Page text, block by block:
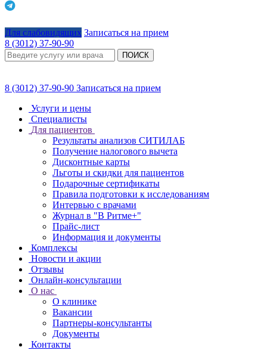
Для слабовидящих Записаться на прием
8 (3012) 37-90-90
ПОИСК
8 (3012) 37-90-90 Записаться на прием
Услуги и цены
Специалисты
Для пациентов
Результаты анализов СИТИЛАБ
Получение налогового вычета
Дисконтные карты
Льготы и скидки для пациентов
Подарочные сертификаты
Правила подготовки к исследованиям
Интервью с врачами
Журнал в "В Ритме+"
Прайс-лист
Информация и документы
Комплексы
Новости и акции
Отзывы
Онлайн-консультации
О нас
О клинике
Вакансии
Партнеры-консультанты
Документы
Контакты